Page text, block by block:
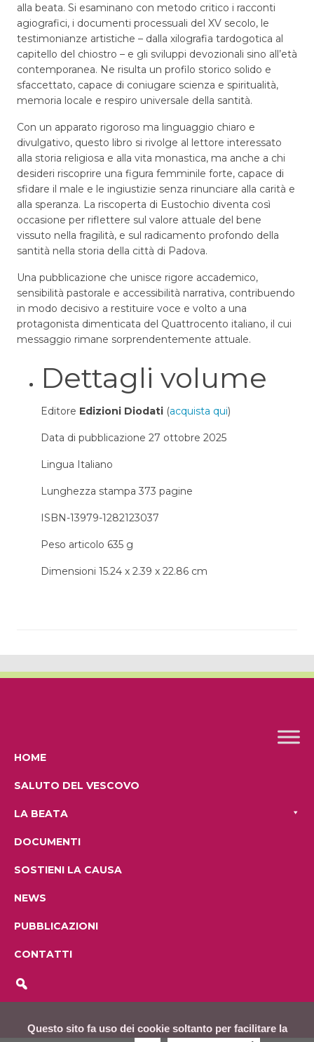
Questo sito fa uso dei cookie soltanto per facilitare la
alla beata. Si esaminano con metodo critico i racconti
agiografici, i documenti processuali del XV secolo, le
testimonianze artistiche – dalla xilografia tardogotica al
capitello del chiostro – e gli sviluppi devozionali sino all’età
contemporanea. Ne risulta un profilo storico solido e
sfaccettato, capace di coniugare scienza e spiritualità,
memoria locale e respiro universale della santità.
Con un apparato rigoroso ma linguaggio chiaro e
divulgativo, questo libro si rivolge al lettore interessato
alla storia religiosa e alla vita monastica, ma anche a chi
desideri riscoprire una figura femminile forte, capace di
sfidare il male e le ingiustizie senza rinunciare alla carità e
alla speranza. La riscoperta di Eustochio diventa così
occasione per riflettere sul valore attuale del bene
vissuto nella fragilità, e sul radicamento profondo della
santità nella storia della città di Padova.
Una pubblicazione che unisce rigore accademico,
sensibilità pastorale e accessibilità narrativa, contribuendo
in modo decisivo a restituire voce e volto a una
protagonista dimenticata del Quattrocento italiano, il cui
messaggio rimane sorprendentemente attuale.
Dettagli volume
Editore Edizioni Diodati (acquista qui)
Data di pubblicazione 27 ottobre 2025
Lingua ‎Italiano
Lunghezza stampa 373 pagine
ISBN-13979-1282123037
Peso articolo‎ 635 g
Dimensioni 15.24 x 2.39 x 22.86 cm
HOME
SALUTO DEL VESCOVO
LA BEATA
DOCUMENTI
SOSTIENI LA CAUSA
NEWS
PUBBLICAZIONI
CONTATTI